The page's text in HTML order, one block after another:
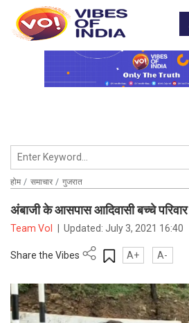
होम समाचार गुजरात
अंबाजी के आसपास आदिवासी बच्चे
Team VoI Updated:July 3, 2021 16:40
Share the Vibes A+ A-